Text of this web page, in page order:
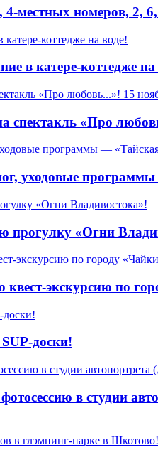
4-местных номеров, 2,
в катере-коттедже на
спектакль «Про
уходовые
прогулку «Огни
квест-экскурсию по
доски!
в студии